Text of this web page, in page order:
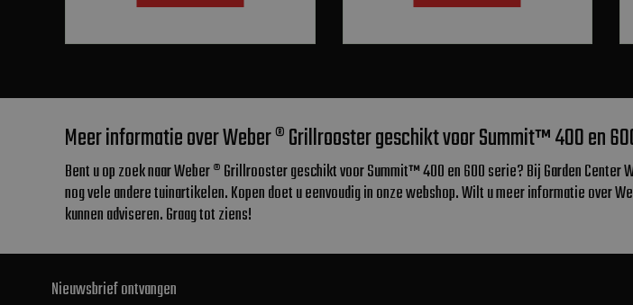
Meer informatie over Weber ® Grillrooster geschikt voor Summit™ 400 en
Bent u op zoek naar Weber ® Grillrooster geschikt voor Summit™ 400 en 600 serie? Bij Garden
nog vele andere tuinartikelen. Kopen doet u eenvoudig in onze webshop. Wilt u meer informatie over
kunnen adviseren. Graag tot ziens!
Nieuwsbrief ontvangen